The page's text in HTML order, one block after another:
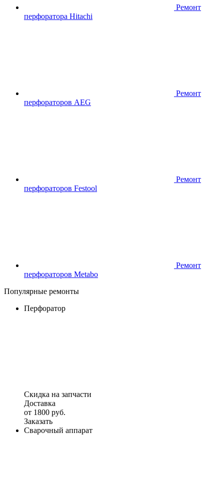
Ремонт
перфоратора Hitachi
Ремонт
перфораторов AEG
Ремонт
перфораторов Festool
Ремонт
перфораторов Metabo
Популярные ремонты
Перфоратор
Скидка на запчасти
Доставка
от 1800 руб.
Заказать
Сварочный аппарат